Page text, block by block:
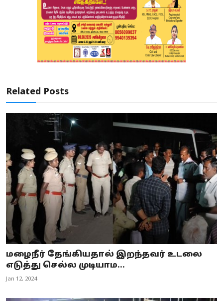
Related Posts
மழைநீர் தேங்கியதால் இறந்தவர் உடலை
எடுத்து செல்ல முடியாம...
Jan 12, 2024